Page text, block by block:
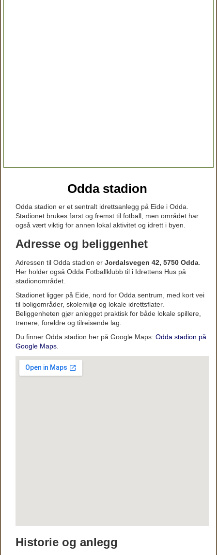
Odda stadion
Odda stadion er et sentralt idrettsanlegg på Eide i Odda.
Stadionet brukes først og fremst til fotball, men området har
også vært viktig for annen lokal aktivitet og idrett i byen.
Adresse og beliggenhet
Adressen til Odda stadion er Jordalsvegen 42, 5750 Odda
Her holder også Odda Fotballklubb til i Idrettens Hus på
stadionområdet.
Stadionet ligger på Eide, nord for Odda sentrum, med kort vei
til boligområder, skolemiljø og lokale idrettsflater.
Beliggenheten gjør anlegget praktisk for både lokale spillere,
trenere, foreldre og tilreisende lag.
Du finner Odda stadion her på Google Maps: Odda stadion på
Google Maps
Historie og anlegg